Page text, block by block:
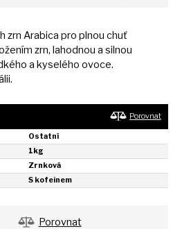
zrn Arabica pro plnou chuť
zrn, lahodnou a silnou
a kyselého ovoce.
Porovnat
Ostatní
1kg
Zrnková
S kofeinem
Porovnat